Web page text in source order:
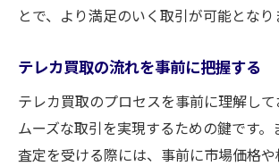
とで、より満足のいく取引が可能となり
テレカ買取の流れを事前に把握する
テレカ買取のプロセスを事前に理解し
ムーズな取引を実現するための鍵です。
査定を受ける際には、事前に市場価格